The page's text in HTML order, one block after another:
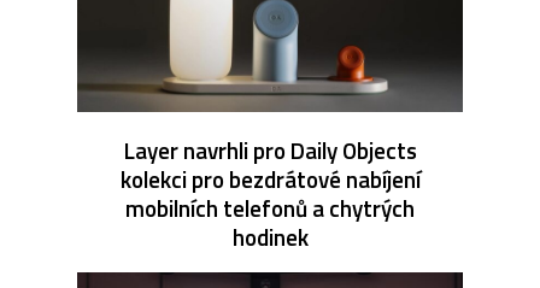
Layer navrhli pro Daily Objects
kolekci pro bezdrátové nabíjení
mobilních telefonů a chytrých
hodinek